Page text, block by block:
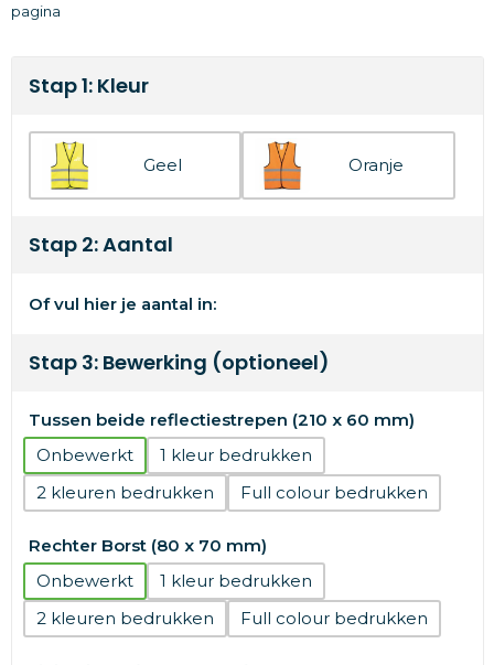
pagina
Stap 1: Kleur
Geel Oranje
Stap 2: Aantal
Of vul hier je aantal in:
Stap 3: Bewerking (optioneel)
Tussen beide reflectiestrepen (210 x 60 mm)
Onbewerkt
1
2
Full colour
Rechter Borst (80 x 70 mm)
Onbewerkt
1
2
Full colour